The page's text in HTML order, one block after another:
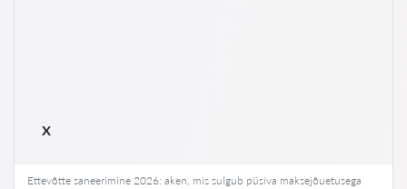
x
Ettevõtte saneerimine 2026: aken, mis sulgub püsiva maksejõuetusega